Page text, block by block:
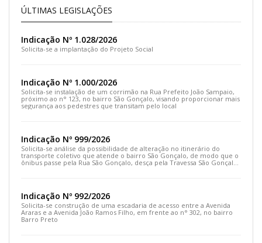
ÚLTIMAS LEGISLAÇÕES
Indicação Nº 1.028/2026
Solicita-se a implantação do Projeto Social
Indicação Nº 1.000/2026
Solicita-se instalação de um corrimão na Rua Prefeito João Sampaio,
próximo ao n° 123, no bairro São Gonçalo, visando proporcionar mais
segurança aos pedestres que transitam pelo local
Indicação Nº 999/2026
Solicita-se análise da possibilidade de alteração no itinerário do
transporte coletivo que atende o bairro São Gonçalo, de modo que o
ônibus passe pela Rua São Gonçalo, desça pela Travessa São Gonçalo
Indicação Nº 992/2026
Solicita-se construção de uma escadaria de acesso entre a Avenida
Araras e a Avenida João Ramos Filho, em frente ao n° 302, no bairro
Barro Preto